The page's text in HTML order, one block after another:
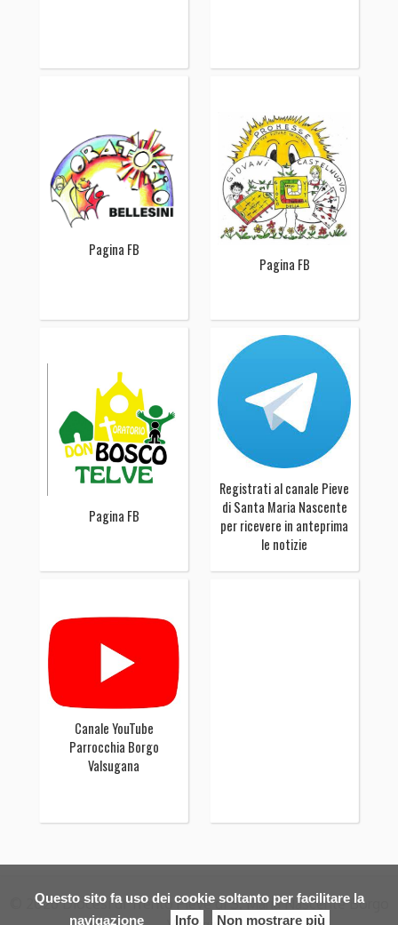
Questo sito fa uso dei cookie soltanto per facilitare la
navigazione
Info Non mostrare più
Pagina FB
Pagina FB
Pagina FB
Registrati al canale Pieve
di Santa Maria Nascente
per ricevere in anteprima
le notizie
Canale YouTube
Parrocchia Borgo
Valsugana
© 2026 Diocesi di Trento Pieve di S. Maria Nascente Borgo